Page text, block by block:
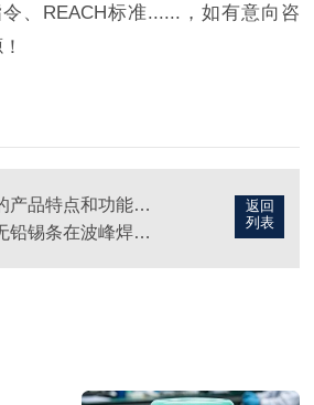
、REACH标准......，如有意向咨
返回
列表
锡膏厂家的产品特点和功能介绍主要有哪些？
浅谈一下无铅锡条在波峰焊产生的锡渣如何处理？